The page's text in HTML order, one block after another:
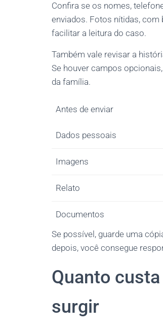
Confira se os nomes,
enviados. Fotos nítidas,
facilitar a leitura do caso.
Também vale revisar a
Se houver campos
da família.
Antes de enviar
Dados pessoais
Imagens
Relato
Documentos
Se possível, guarde uma
depois, você consegue
Quanto
surgir